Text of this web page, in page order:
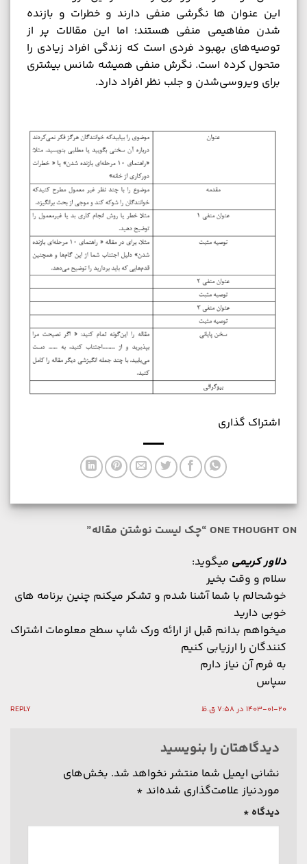
این عنوان ها نگرشی منفی دارند و خطرات و بازنده
شدن مفاهیمی منفی هستند؛ اما این مقالات پر از
توصیه‌های بهبود فردی است که زندگی افراد زیادی را
متحول کرده است. نگرش منفی همیشه شانس بیشتری
برای ویروسی‌شدن و جلب نظر افراد دارد.
اشتراک گذاری
ONE THOUGHT ON “ چک لیست نوشتن مقاله”
دلاور کریمی میگوید:
سلام و وقت بخیر
خوشحالم با شما آشنا شدم و تشکر میکنم چنین برنامه های
خوبی دارید
میخواهم بدانم قبل از ارائه ورک شاپ سطح معلومات اشتراک
کنندگان را ارزیابی کنیم
به فرم آن نیاز دارم
سپاس
1403-01-20 در 7:58 ق.ظ REPLY
دیدگاهتان را بنویسید
نشانی ایمیل شما منتشر نخواهد شد. بخش‌های
موردنیاز علامت‌گذاری شده‌اند *
دیدگاه *